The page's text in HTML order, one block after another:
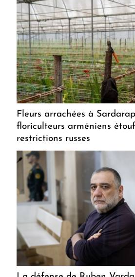
Fleurs arrachées à
floriculteurs arméniens
restrictions russes